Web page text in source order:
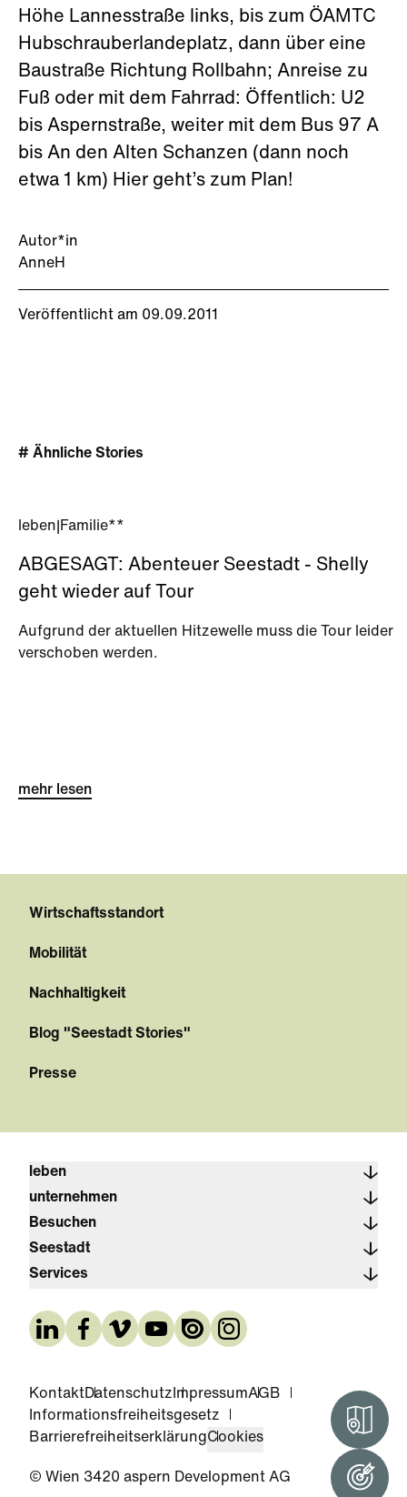
Autor*in
AnneH
Veröffentlicht am 09.09.2011
Höhe Lannesstraße links, bis zum ÖAMTC
Hubschrauberlandeplatz, dann über eine
Baustraße Richtung Rollbahn; Anreise zu
Fuß oder mit dem Fahrrad: Öffentlich: U2
bis Aspernstraße, weiter mit dem Bus 97 A
bis An den Alten Schanzen (dann noch
etwa 1 km) Hier geht’s zum Plan!
# Ähnliche Stories
leben Familie**
ABGESAGT: Abenteuer Seestadt - Shelly
geht wieder auf Tour
Aufgrund der aktuellen Hitzewelle muss die Tour leider
verschoben werden.
mehr lesen
Wirtschaftsstandort
Mobilität
Nachhaltigkeit
Blog "Seestadt Stories"
Presse
leben
unternehmen
Besuchen
Seestadt
Services
KontaktDatenschutz ImpressumAGB
Informationsfreiheitsgesetz
BarrierefreiheitserklärungCookies
© Wien 3420 aspern Development AG